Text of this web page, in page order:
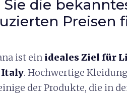
Sie die
Preisen
ist ein ideales Ziel für
Italy. Hochwertige
der Produkte, die in